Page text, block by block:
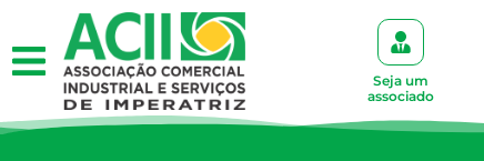
Seja um
associado